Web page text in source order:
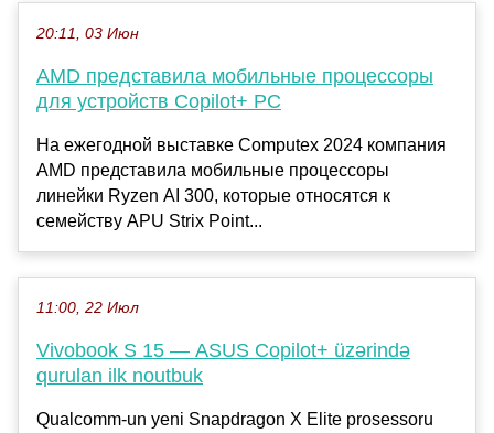
20:11, 03 Июн
AMD представила мобильные процессоры
для устройств Copilot+ PC
На ежегодной выставке Computex 2024 компания
AMD представила мобильные процессоры
линейки Ryzen AI 300, которые относятся к
семейству APU Strix Point...
11:00, 22 Июл
Vivobook S 15 — ASUS Copilot+ üzərində
qurulan ilk noutbuk
Qualcomm-un yeni Snapdragon X Elite prosessoru